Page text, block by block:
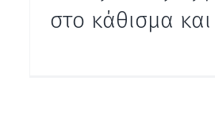
στο κάθισμα